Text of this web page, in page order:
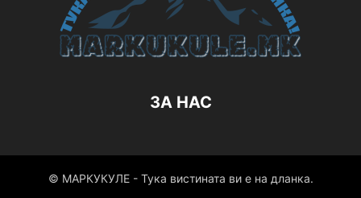
ЗА НАС
© МАРКУКУЛЕ - Тука вистината ви е на дланка.